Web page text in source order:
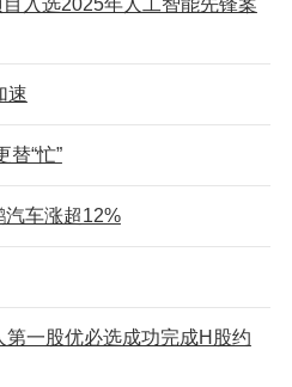
速
“忙”
汽车涨超12%
一股优必选成功完成H股约